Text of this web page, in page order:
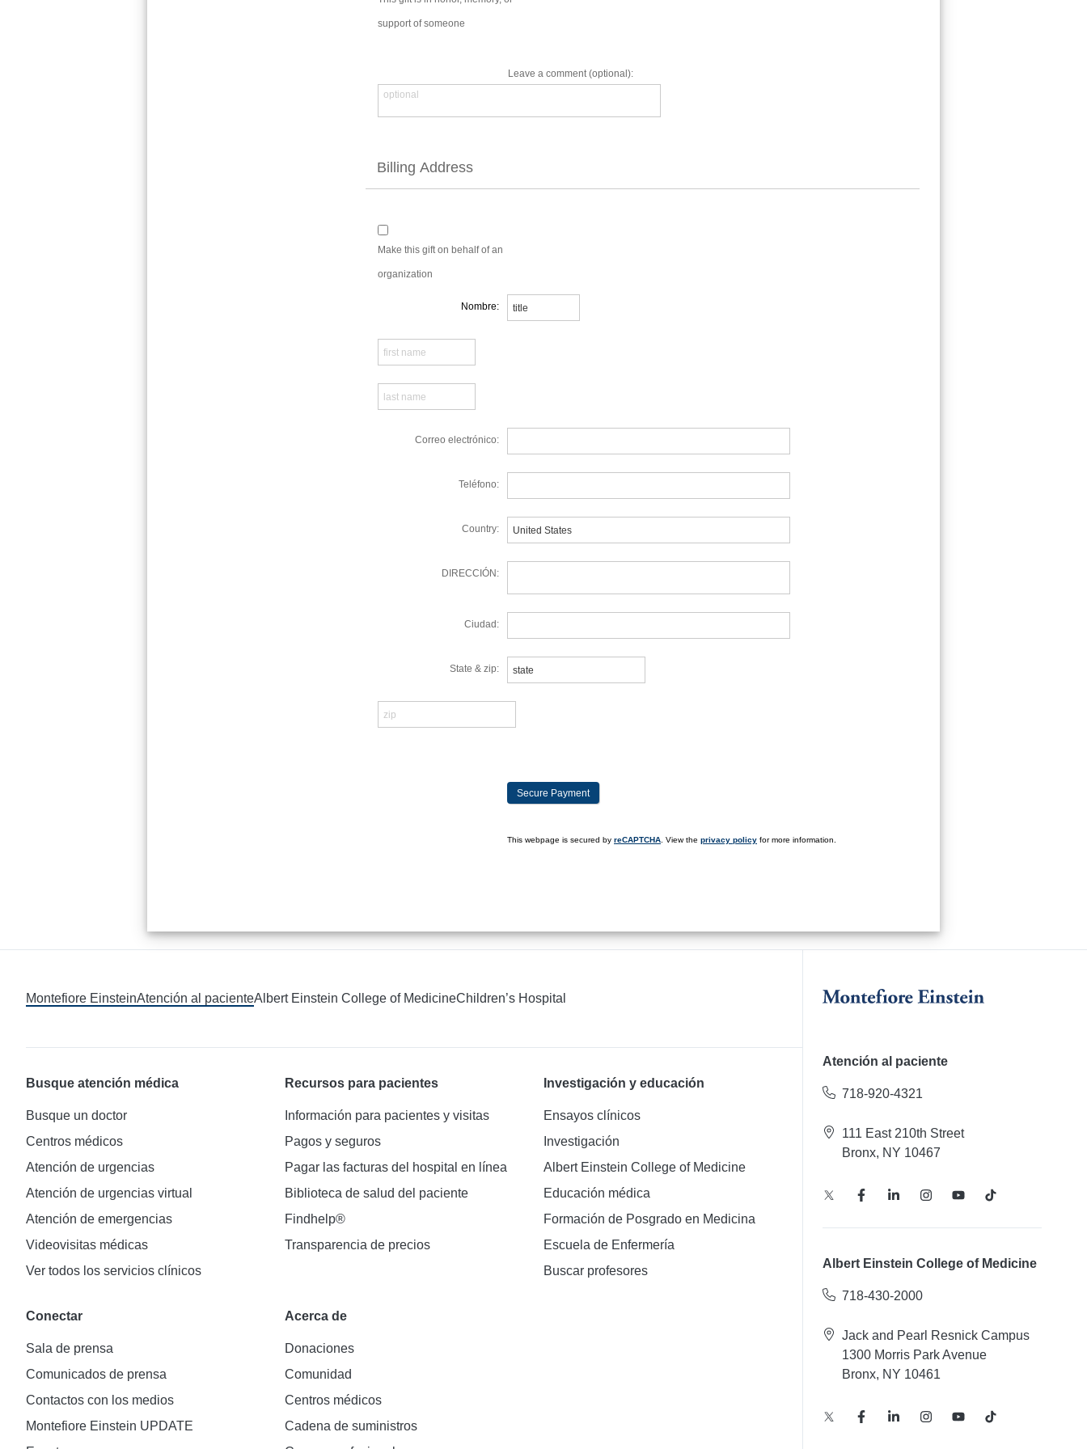
support of someone
Leave a comment (optional):
Billing Address
Make this gift on behalf of an
organization
Nombre:
Correo electrónico:
Teléfono:
Country:
DIRECCIÓN:
Ciudad:
State & zip:
This webpage is secured by reCAPTCHA . View the privacy policy for more information.
Montefiore EinsteinAtención al pacienteAlbert Einstein College of MedicineChildren’s Hospital
Busque atención médica
Busque un doctor
Centros médicos
Atención de urgencias
Atención de urgencias virtual
Atención de emergencias
Videovisitas médicas
Ver todos los servicios clínicos
Recursos para pacientes
Información para pacientes y visitas
Pagos y seguros
Pagar las facturas del hospital en línea
Biblioteca de salud del paciente
Findhelp®
Transparencia de precios
Investigación y educación
Ensayos clínicos
Investigación
Albert Einstein College of Medicine
Educación médica
Formación de Posgrado en Medicina
Escuela de Enfermería
Buscar profesores
Conectar
Sala de prensa
Comunicados de prensa
Contactos con los medios
Montefiore Einstein UPDATE
Acerca de
Donaciones
Comunidad
Centros médicos
Cadena de suministros
Atención al paciente
718-920-4321
111 East 210th Street
Bronx, NY 10467
Albert Einstein College of Medicine
718-430-2000
Jack and Pearl Resnick Campus
1300 Morris Park Avenue
Bronx, NY 10461